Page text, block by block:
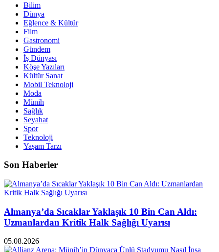
Bilim
Dünya
Eğlence & Kültür
Film
Gastronomi
Gündem
İş Dünyası
Köşe Yazıları
Kültür Sanat
Mobil Teknoloji
Moda
Münih
Sağlık
Seyahat
Spor
Teknoloji
Yaşam Tarzı
Son Haberler
Almanya’da Sıcaklar Yaklaşık 10 Bin Can Aldı:
Uzmanlardan Kritik Halk Sağlığı Uyarısı
05.08.2026